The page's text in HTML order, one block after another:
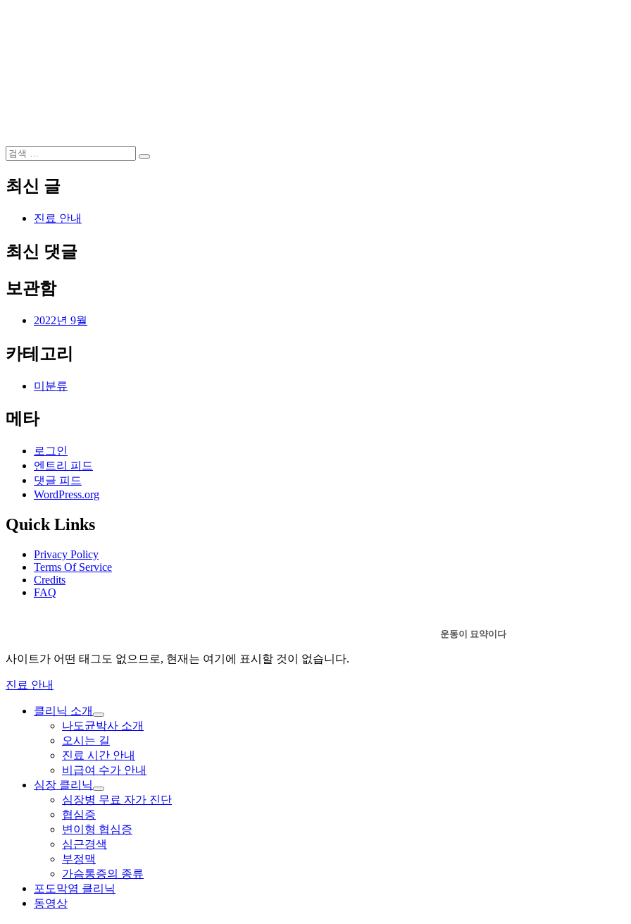
검
검
최신 글
진료 안내
최신 댓글
보관함
2022년 9월
카테고리
미분류
메타
로그인
엔트리 피드
댓글 피드
WordPress.org
Quick Links
Privacy Policy
Terms Of Service
Credits
FAQ
운동이 묘약이다
사이트가 어떤 태그도 없으므로, 현재는 여기에 표시할 것이 없습니다.
진료 안내
클리닉 소개
하
위
메
뉴
확
나도균박사 소개
오시는 길
진료 시간 안내
비급여 수가 안내
심장 클리닉
하
위
뉴
확
심장병 무료 자가 진단
협심증
변이형 협심증
심근경색
부정맥
가슴통증의 종류
포도막염 클리닉
동영상